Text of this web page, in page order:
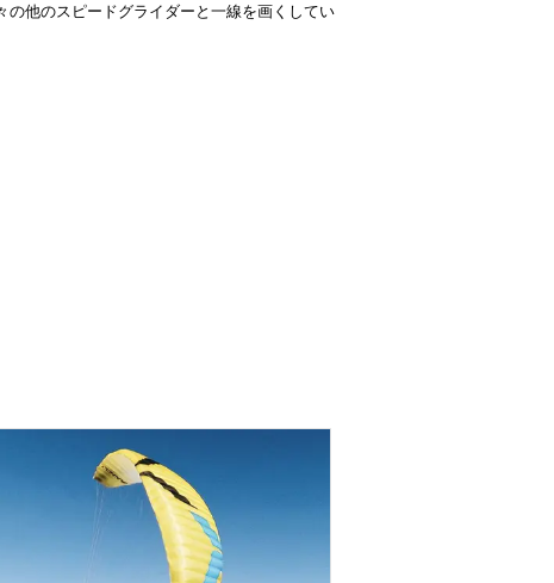
他のスピードグライダーと一線を画くしてい